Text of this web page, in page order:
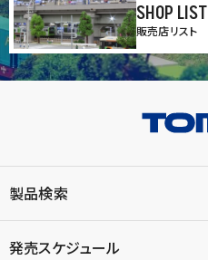
SHOP LIST
販売店リスト
製品検索
発売スケジュール